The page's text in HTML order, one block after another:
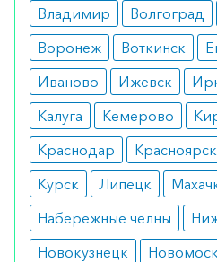
аменорея;
климактерические
бесплодие.
Противопоказания
рак молочной
эндометриоз;
патологические
тяжелые
тромбофлебиты.
Побочные реакции
Владимир
Волгоград
Воронеж
Воткинск
Иваново
Ижевск
Калуга
Кемерово
Краснодар
Красноярск
Курск
Липецк
Набережные челны
Новокузнецк